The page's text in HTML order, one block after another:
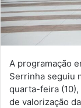
A programação
Serrinha seguiu
quarta-feira
de valorização